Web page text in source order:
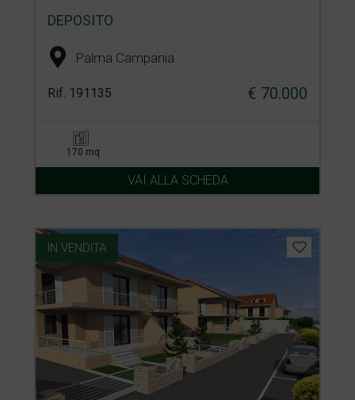
DEPOSITO
Palma Campania
Rif. 191135 € 70.000
170 mq
VAI ALLA SCHEDA
IN VENDITA